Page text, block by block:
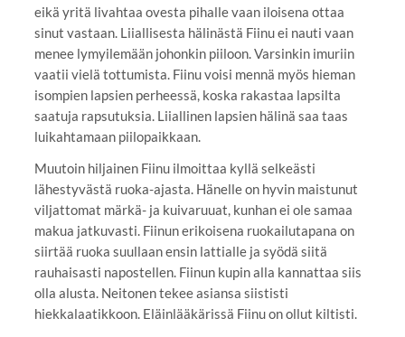
eikä yritä livahtaa ovesta pihalle vaan iloisena ottaa
sinut vastaan. Liiallisesta hälinästä Fiinu ei nauti vaan
menee lymyilemään johonkin piiloon. Varsinkin imuriin
vaatii vielä tottumista. Fiinu voisi mennä myös hieman
isompien lapsien perheessä, koska rakastaa lapsilta
saatuja rapsutuksia. Liiallinen lapsien hälinä saa taas
luikahtamaan piilopaikkaan.
Muutoin hiljainen Fiinu ilmoittaa kyllä selkeästi
lähestyvästä ruoka-ajasta. Hänelle on hyvin maistunut
viljattomat märkä- ja kuivaruuat, kunhan ei ole samaa
makua jatkuvasti. Fiinun erikoisena ruokailutapana on
siirtää ruoka suullaan ensin lattialle ja syödä siitä
rauhaisasti napostellen. Fiinun kupin alla kannattaa siis
olla alusta. Neitonen tekee asiansa siististi
hiekkalaatikkoon. Eläinlääkärissä Fiinu on ollut kiltisti.